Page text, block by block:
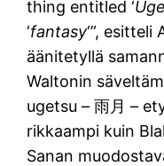
thing entitled ‘
‘fantasy‘”,
äänitetyllä
Waltonin
ugetsu – 雨月 –
rikkaampi kuin
Sanan